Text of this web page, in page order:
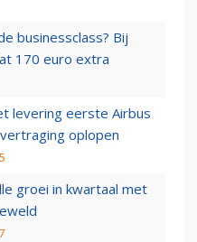
businessclass? Bij
170 euro extra
levering eerste Airbus
oplopen
groei in kwartaal met